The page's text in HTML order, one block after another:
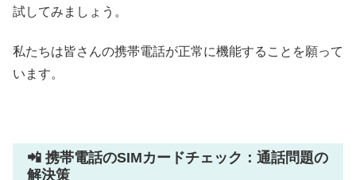
試してみましょう。
私たちは皆さんの携帯電話が正常に機能することを願って
います。
📲 携帯電話のSIMカードチェック：通話問題の
解決策